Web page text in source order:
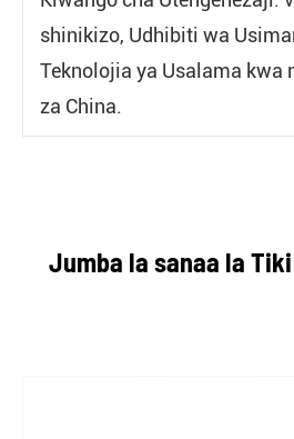
shinikizo, Udhibiti wa
Teknolojia ya Usalama kwa
za China.
Jumba la sanaa la